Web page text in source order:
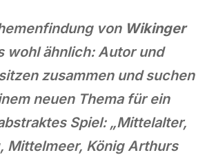
von Wikinger
wohl ähnlich: Autor und
zusammen und suchen
neuen Thema für ein
Spiel: „Mittelalter,
Mittelmeer, König Arthurs